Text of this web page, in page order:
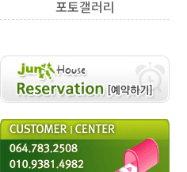
포토갤러리